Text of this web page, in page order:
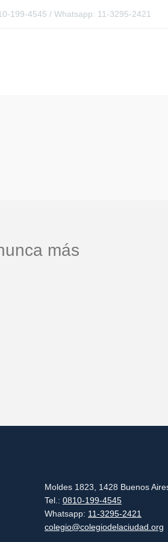
199-4545 / Whatsapp: 11-3295-2421
más
Moldes 1823, 1428 Buenos
Tel.: 0810-199-4545
Whatsapp: 11-3295-2421
colegio@colegiodelaciudad.org